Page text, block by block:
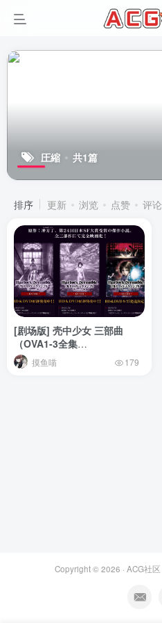
圧縮 共1篇
排序 更新 浏览 点赞 评论
[剧场版] 壳中少女 三部曲
（OVA1-3全集
_BDRIP_720P）
摸鱼喵 179
Copyright © 2026 · ACG社区